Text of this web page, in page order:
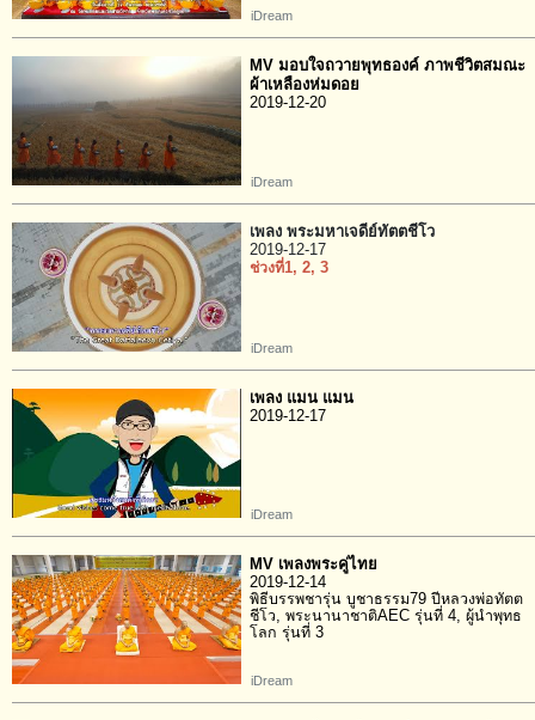
iDream
MV มอบใจถวายพุทธองค์ ภาพชีวิตสมณะ
ผ้าเหลืองห่มดอย
2019-12-20
iDream
เพลง พระมหาเจดีย์ทัตตชีโว
2019-12-17
ช่วงที่1, 2, 3
iDream
เพลง แมน แมน
2019-12-17
iDream
MV เพลงพระคู่ไทย
2019-12-14
พิธีบรรพชารุ่น บูชาธรรม79 ปีหลวงพ่อทัตต
ชีโว, พระนานาชาติAEC รุ่นที่ 4, ผู้นำพุทธ
โลก รุ่นที่ 3
iDream